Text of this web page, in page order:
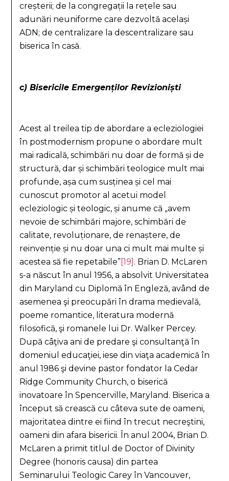
creșterii; de la congregații la rețele sau
adunări neuniforme care dezvoltă același
ADN; de centralizare la descentralizare sau
biserica în casă.
c) Bisericile Emergenților Revizioniști
Acest al treilea tip de abordare a ecleziologiei
în postmodernism propune o abordare mult
mai radicală, schimbări nu doar de formă și de
structură, dar și schimbări teologice mult mai
profunde, așa cum susținea și cel mai
cunoscut promotor al acetui model
ecleziologic și teologic, și anume că „avem
nevoie de schimbări majore, schimbări de
calitate, revoluționare, de renaștere, de
reinvenție și nu doar una ci mult mai multe și
acestea să fie repetabile” [19] . Brian D. McLaren
s-a născut în anul 1956, a absolvit Universitatea
din Maryland cu Diplomă în Engleză, având de
asemenea şi preocupări în drama medievală,
poeme romantice, literatura modernă
filosofică, şi romanele lui Dr. Walker Percey.
După câţiva ani de predare şi consultanţă în
domeniul educaţiei, iese din viaţa academică în
anul 1986 şi devine pastor fondator la Cedar
Ridge Community Church, o biserică
inovatoare în Spencerville, Maryland. Biserica a
început să crească cu câteva sute de oameni,
majoritatea dintre ei fiind în trecut necreştini,
oameni din afara bisericii. În anul 2004, Brian D.
McLaren a primit titlul de Doctor of Divinity
Degree (honoris causa) din partea
Seminarului Teologic Carey în Vancouver,